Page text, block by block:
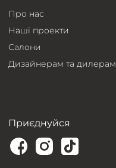
Про нас
Наші проекти
Салони
Дизайнерам та дилерам
Приєднуйся